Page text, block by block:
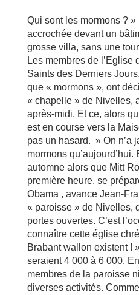
Qui sont les mormons ?
accrochée devant un
grosse villa, sans une
Les membres de l’Eglise
Saints des Derniers
que « mormons », ont
« chapelle » de Nivelles,
après-midi. Et ce, alors
est en course vers la
pas un hasard. » On n’a
mormons qu’aujourd’hui.
automne alors que Mitt
première heure, se
Obama , avance Jean-
« paroisse » de Nivelles,
portes ouvertes. C’est
connaître cette église
Brabant wallon existent !
seraient 4 000 à 6 000.
membres de la paroisse
diverses activités.